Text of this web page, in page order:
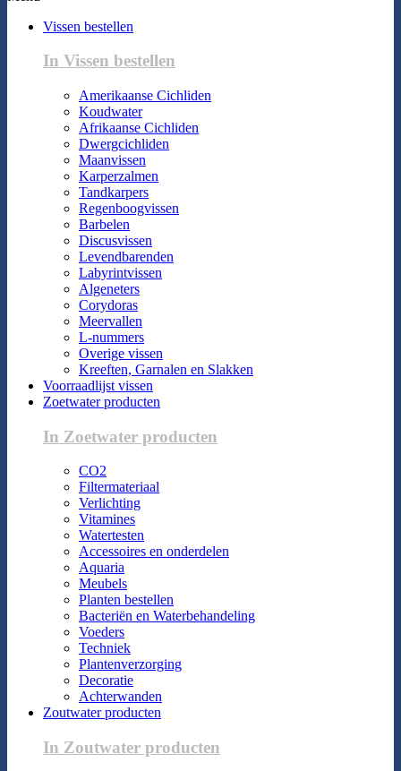
Vissen bestellen
In Vissen bestellen
Amerikaanse Cichliden
Koudwater
Afrikaanse Cichliden
Dwergcichliden
Maanvissen
Karperzalmen
Tandkarpers
Regenboogvissen
Barbelen
Discusvissen
Levendbarenden
Labyrintvissen
Algeneters
Corydoras
Meervallen
L-nummers
Overige vissen
Kreeften, Garnalen en Slakken
Voorraadlijst vissen
Zoetwater producten
In Zoetwater producten
CO2
Filtermateriaal
Verlichting
Vitamines
Watertesten
Accessoires en onderdelen
Aquaria
Meubels
Planten bestellen
Bacteriën en Waterbehandeling
Voeders
Techniek
Plantenverzorging
Decoratie
Achterwanden
Zoutwater producten
In Zoutwater producten